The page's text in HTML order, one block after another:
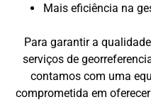
Mais eficiência na
Para garantir a
serviços de
contamos com uma
comprometida em